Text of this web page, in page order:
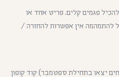
פגמים קלים. פריט אחד או
להתמהמה אין אפשרות להחזרה /
13.7-30.8 (המשלוחים יצאו בתחילת ספטמבר) קוד קופון